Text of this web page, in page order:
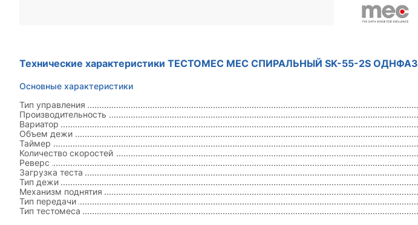
Технические характеристики ТЕСТОМЕС MEC СПИРАЛЬНЫЙ SK-55-2S ОДНФАЗ
Основные характеристики
Тип управления
Производительность
Вариатор
Объем дежи
Таймер
Количество скоростей
Реверс
Загрузка теста
Тип дежи
Механизм поднятия
Тип передачи
Тип тестомеса